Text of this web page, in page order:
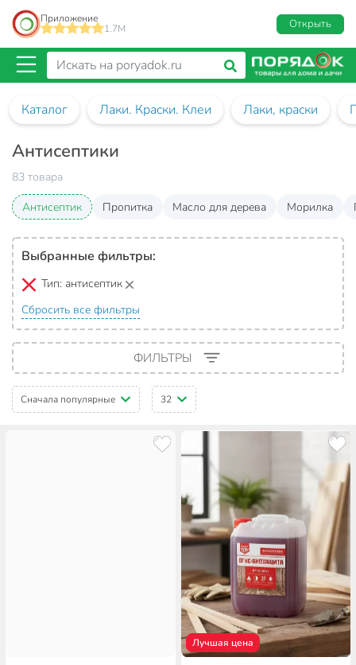
Приложение
1.7M
Открыть
Каталог Лаки. Краски. Клеи Лаки, краски
Антисептики
83 товара
Антисептик
Пропитка Масло для дерева Морилка
Выбранные фильтры:
Тип: антисептик
Сбросить все фильтры
ФИЛЬТРЫ
Сначала популярные 32
Лучшая цена